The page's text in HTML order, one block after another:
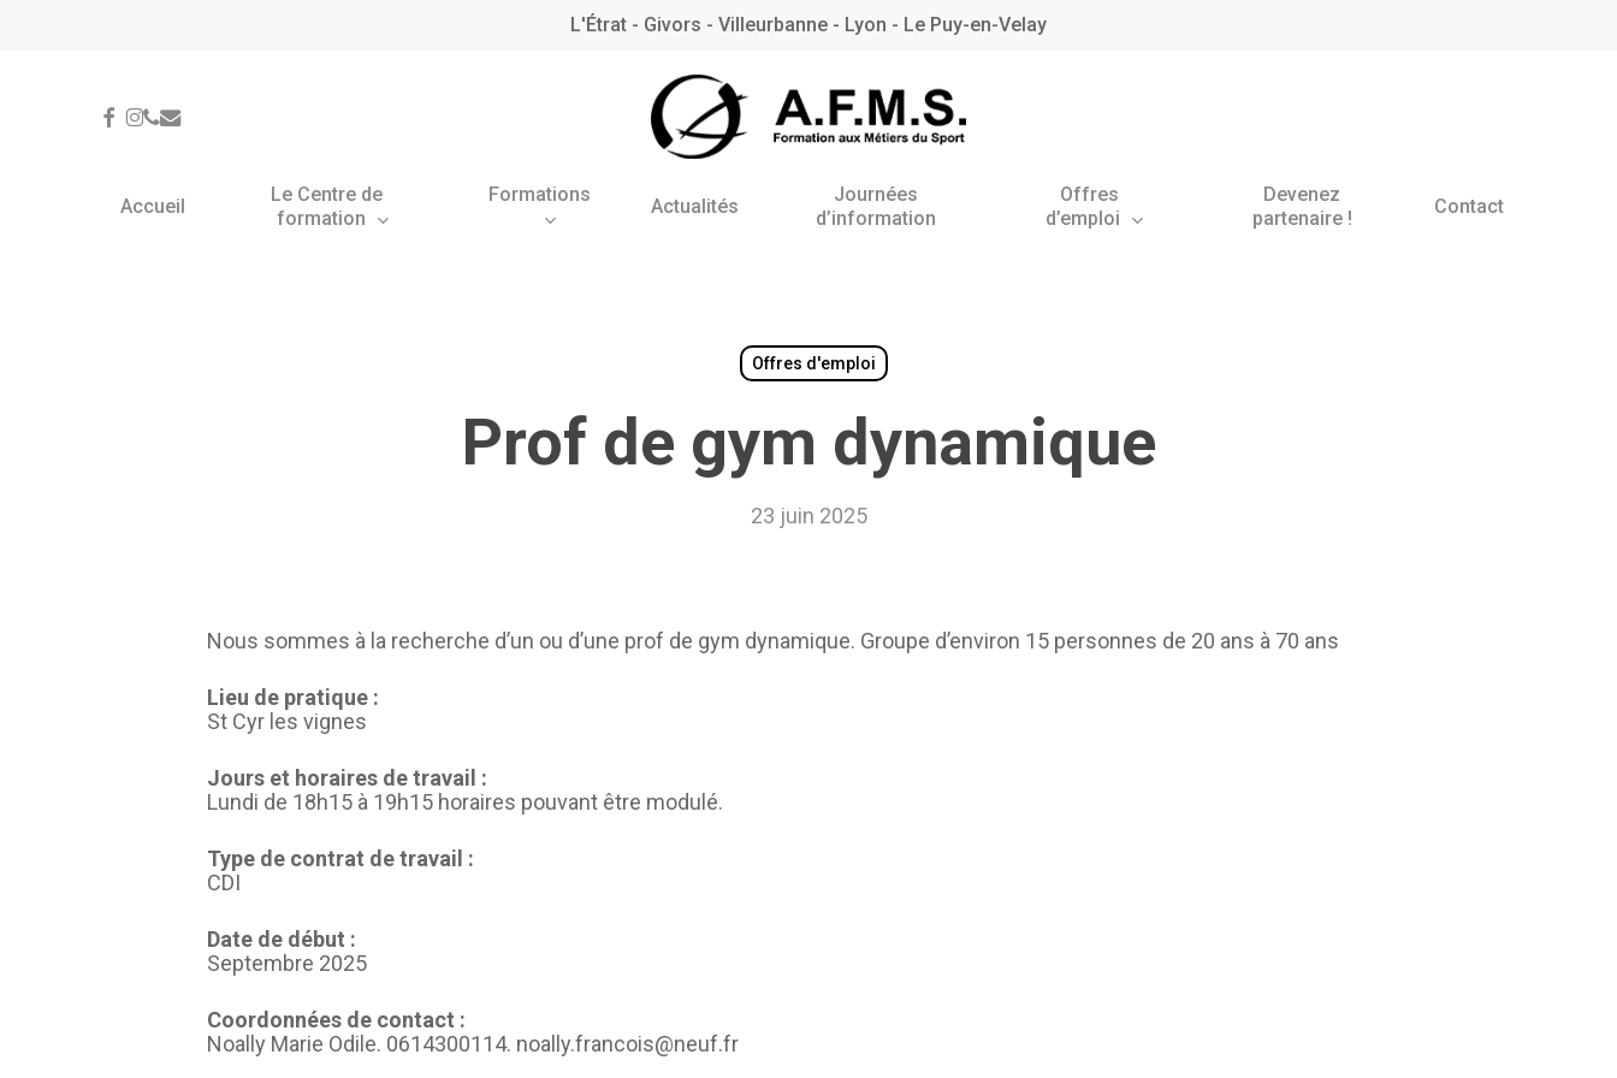
L'Étrat - Givors - Villeurbanne - Lyon - Le Puy-en-Velay
facebook
instagram
phone
email
Accueil
Le Centre de
formation
Formations
– Rhône
BPJEPS AAN
Autres formations
Actualités
Journées
d’information
Offres
d’emploi
Devenez
partenaire !
Contact
Offres d'emploi
Prof de gym dynamique
23 juin 2025
Nous sommes à la recherche d’un ou d’une prof de gym dynamique. Groupe d’environ 15 personnes de 20 ans à 70 ans
Lieu de pratique :
St Cyr les vignes
Jours et horaires de travail :
Lundi de 18h15 à 19h15 horaires pouvant être modulé.
Type de contrat de travail :
CDI
Date de début :
Septembre 2025
Coordonnées de contact :
Noally Marie Odile. 0614300114. noally.francois@neuf.fr